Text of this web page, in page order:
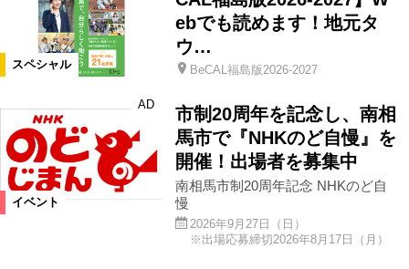
スペシャル
ebでも読めます！地元タ
ウ…
BeCAL福島版2026-2027
イベント
AD
市制20周年を記念し、南相
馬市で『NHKのど自慢』を
開催！出場者を募集中
南相馬市制20周年記念 NHKのど自
慢
2026年9月27日（日）
※出場応募締切2026年8月17日（月）